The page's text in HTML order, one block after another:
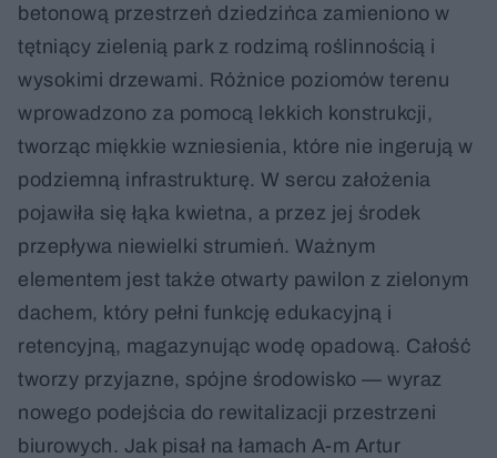
betonową przestrzeń dziedzińca zamieniono w
tętniący zielenią park z rodzimą roślinnością i
wysokimi drzewami. Różnice poziomów terenu
wprowadzono za pomocą lekkich konstrukcji,
tworząc miękkie wzniesienia, które nie ingerują w
podziemną infrastrukturę. W sercu założenia
pojawiła się łąka kwietna, a przez jej środek
przepływa niewielki strumień. Ważnym
elementem jest także otwarty pawilon z zielonym
dachem, który pełni funkcję edukacyjną i
retencyjną, magazynując wodę opadową. Całość
tworzy przyjazne, spójne środowisko — wyraz
nowego podejścia do rewitalizacji przestrzeni
biurowych. Jak pisał na łamach A-m Artur